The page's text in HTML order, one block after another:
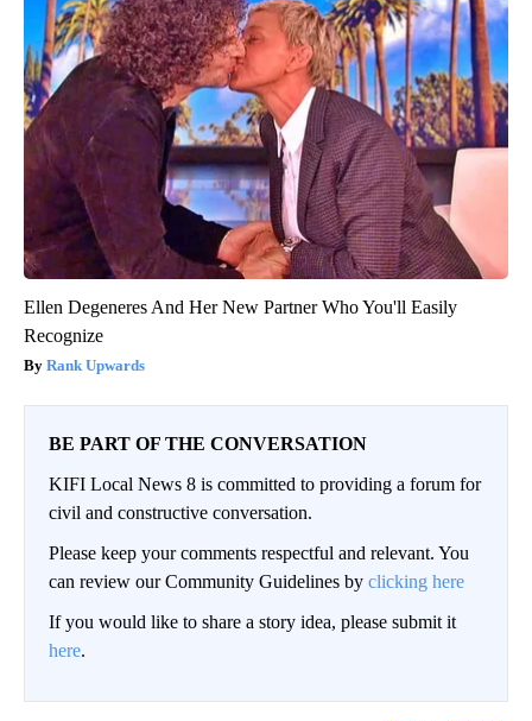
Ellen Degeneres And Her New Partner Who You'll Easily
Recognize
Rank Upwards
BE PART OF THE CONVERSATION
KIFI Local News 8 is committed to providing a forum for
civil and constructive conversation.
Please keep your comments respectful and relevant. You
can review our Community Guidelines by clicking here
If you would like to share a story idea, please submit it
here.